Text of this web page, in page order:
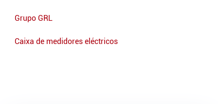
Grupo GRL
Caixa de medidores eléctricos